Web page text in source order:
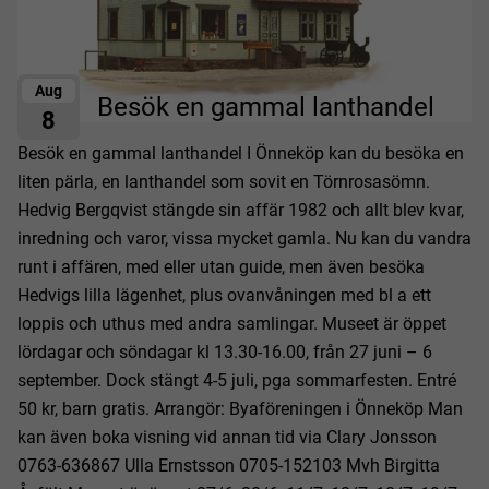
Aug
8 Besök en gammal lanthandel
Besök en gammal lanthandel I Önneköp kan du besöka en
liten pärla, en lanthandel som sovit en Törnrosasömn.
Hedvig Bergqvist stängde sin affär 1982 och allt blev kvar,
inredning och varor, vissa mycket gamla. Nu kan du vandra
runt i affären, med eller utan guide, men även besöka
Hedvigs lilla lägenhet, plus ovanvåningen med bl a ett
loppis och uthus med andra samlingar. Museet är öppet
lördagar och söndagar kl 13.30-16.00, från 27 juni – 6
september. Dock stängt 4-5 juli, pga sommarfesten. Entré
50 kr, barn gratis. Arrangör: Byaföreningen i Önneköp Man
kan även boka visning vid annan tid via Clary Jonsson
0763-636867 Ulla Ernstsson 0705-152103 Mvh Birgitta